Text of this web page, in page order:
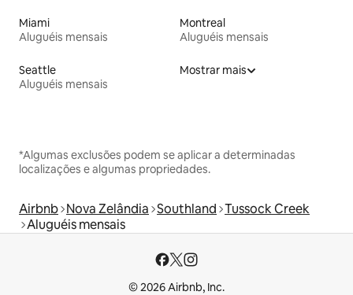
Miami
Aluguéis mensais
Montreal
Aluguéis mensais
Seattle
Aluguéis mensais
Mostrar mais
*Algumas exclusões podem se aplicar a determinadas
localizações e algumas propriedades.
Airbnb Nova Zelândia Southland Tussock Creek
Aluguéis mensais
© 2026 Airbnb, Inc.